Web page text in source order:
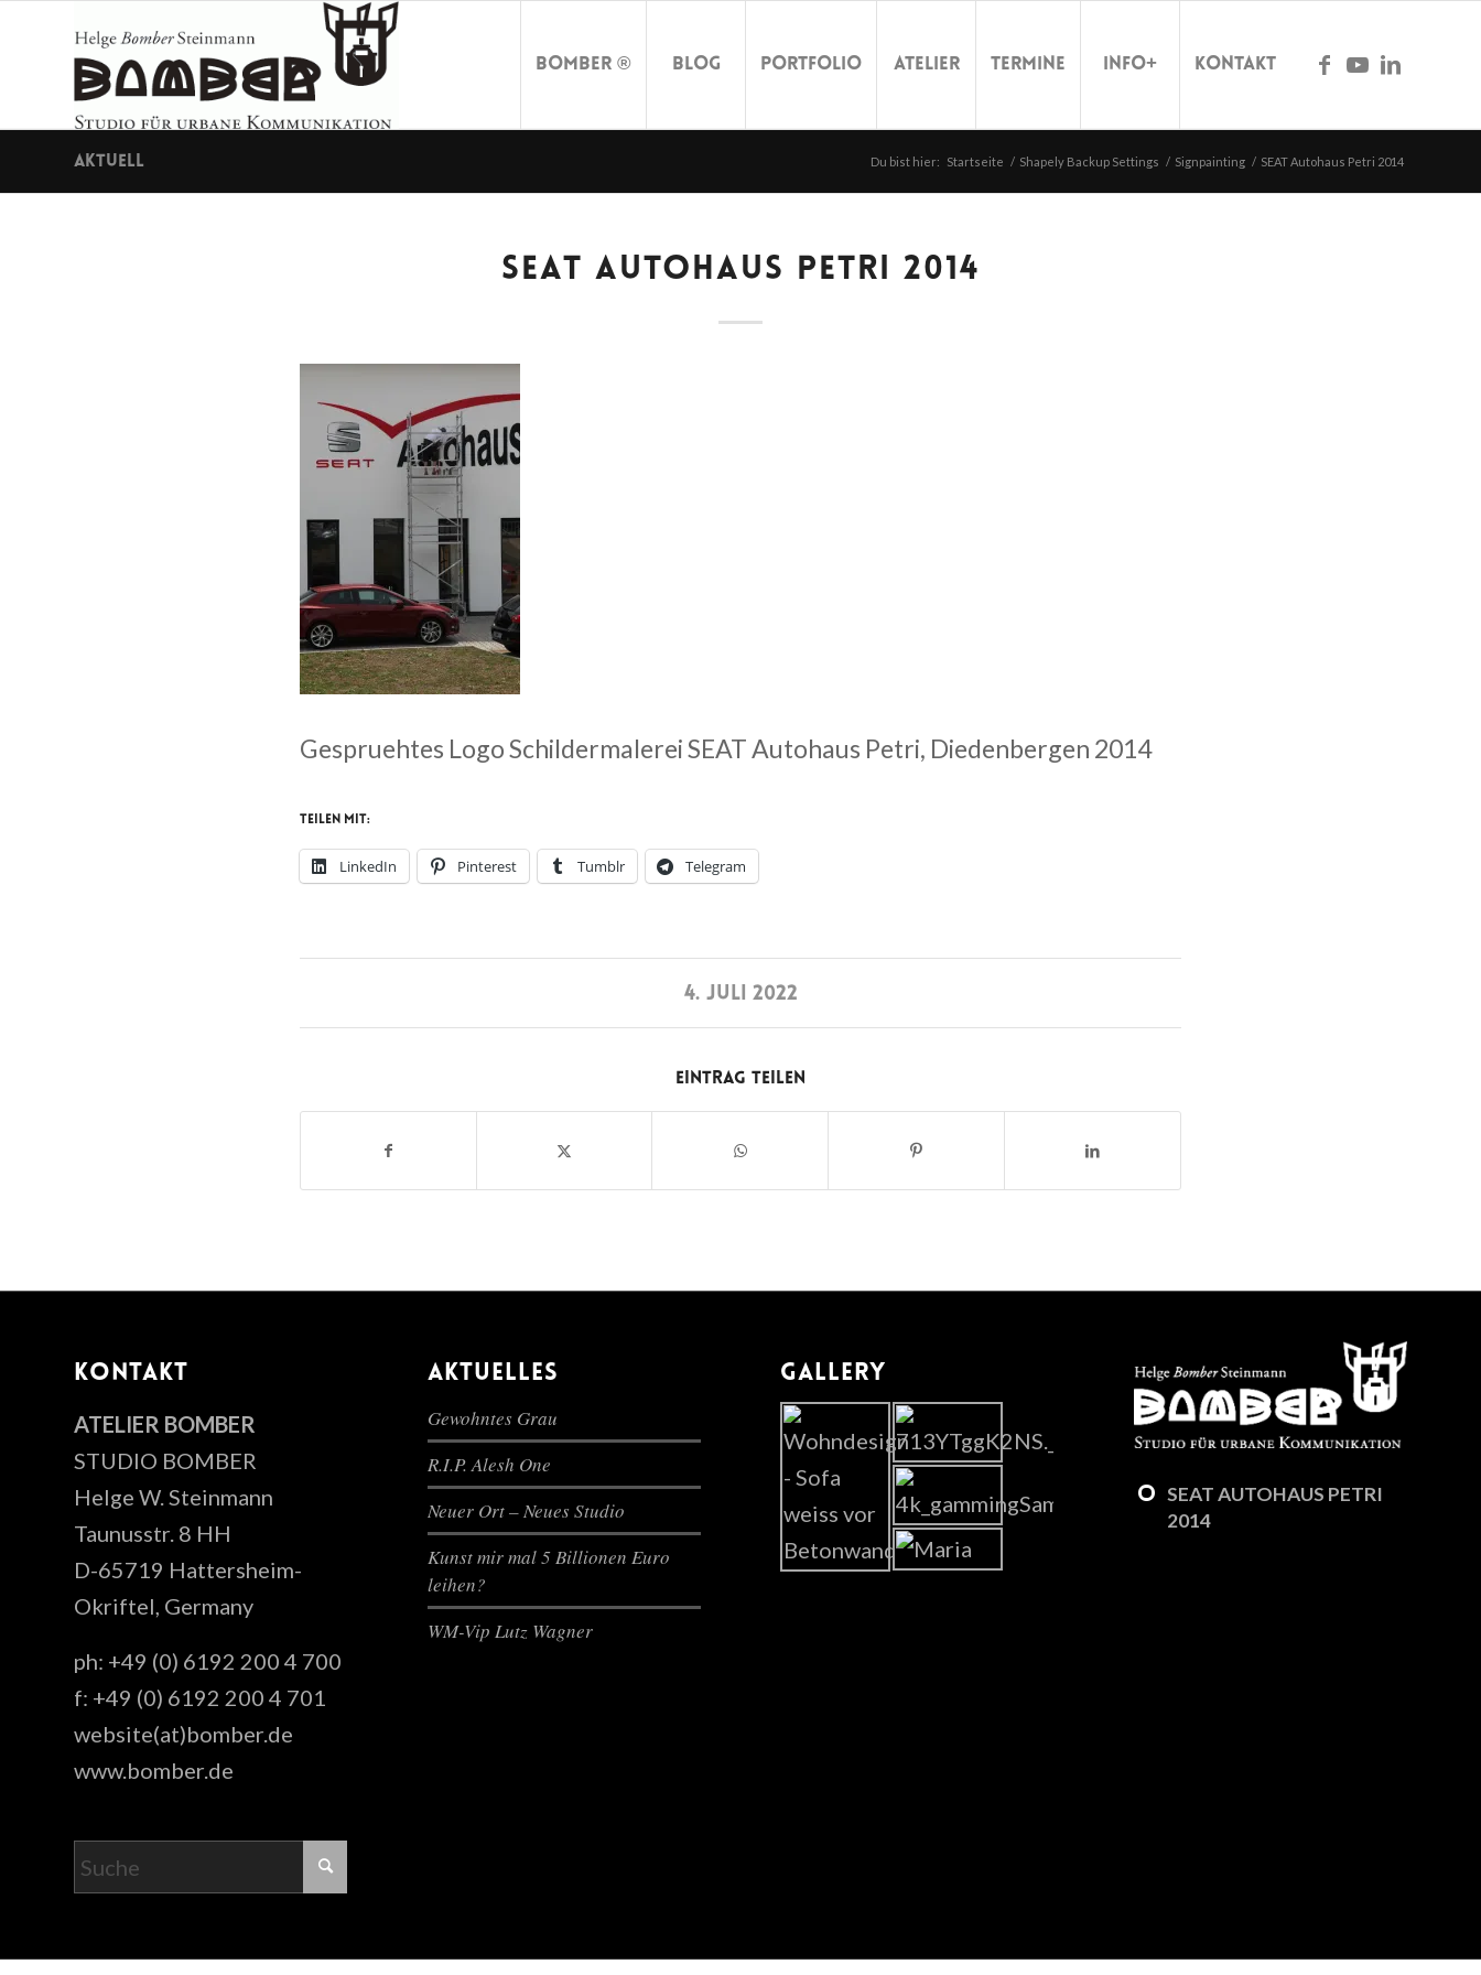
Bomber ® Blog Portfolio Atelier Termine Info+ Kontakt
Aktuell Du bist hier: Startseite / Shapely Backup Settings / Signpainting / SEAT Autohaus Petri 2014
SEAT AUTOHAUS PETRI 2014
Gespruehtes Logo Schildermalerei SEAT Autohaus Petri, Diedenbergen 2014
Teilen mit:
LinkedIn Pinterest Tumblr Telegram
4. JULI 2022
Eintrag teilen
KONTAKT
ATELIER BOMBER
STUDIO BOMBER
Helge W. Steinmann
Taunusstr. 8 HH
D-65719 Hattersheim-
Okriftel, Germany
ph: +49 (0) 6192 200 4 700
f: +49 (0) 6192 200 4 701
website(at)bomber.de
www.bomber.de
AKTUELLES
Gewohntes Grau
R.I.P. Alesh One
Neuer Ort – Neues Studio
Kunst mir mal 5 Billionen Euro
leihen?
WM-Vip Lutz Wagner
GALLERY
SEAT AUTOHAUS PETRI
2014